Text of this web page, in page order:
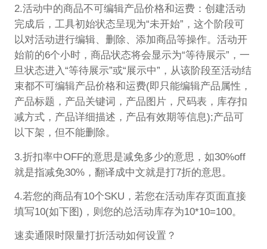
2.活动中的商品不可编辑产品价格和运费：创建活动
完成后，工具初始状态呈现为“未开始”，这个阶段可
以对活动进行编辑、删除、添加商品等操作。活动开
始前的6个小时，商品状态将会显示为“等待展示”，一
旦状态进入“等待展示”或“展示中”，从该阶段至活动结
束都不可编辑产品价格和运费(即只能编辑产品属性，
产品标题，产品关键词，产品图片，尺码表，库存扣
减方式，产品详细描述，产品有效期等信息);产品可
以下架，但不能删除。
3.折扣率中OFF的意思是减免多少的意思，如30%off
就是指减免30%，翻译成中文就是打7折的意思。
4.若您的商品有10个SKU，若您在活动库存页面直接
填写10(如下图)，则您的总活动库存为10*10=100。
速卖通限时限量打折活动如何设置？